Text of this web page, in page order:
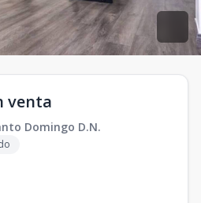
venta
Domingo D.N.